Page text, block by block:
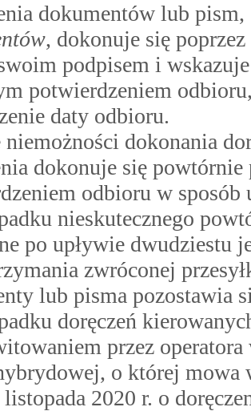
dokumentów lub
, dokonuje się
podpisem i
potwierdzeniem
daty odbioru.
niemożności dokonania
dokonuje się powtórnie
odbioru w
nieskutecznego
po upływie dwudziestu
zwróconej
lub pisma pozostawia
doręczeń
przez
o której mowa
2020 r. o